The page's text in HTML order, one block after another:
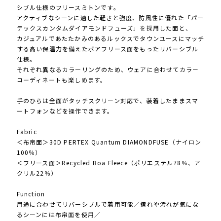
シブル仕様のフリースミトンです。
アクティブなシーンに適した軽さと強度、防風性に優れた「パー
テックスカンタムダイアモンドフューズ」を採用した面と、
カジュアルであたたかみのあるルックスでタウンユースにマッチ
する高い保温力を備えたボアフリース面をもったリバーシブル
仕様。
それぞれ異なるカラーリングのため、ウェアに合わせてカラー
コーディネートも楽しめます。
手のひらは全面がタッチスクリーン対応で、装着したままスマ
ートフォンなどを操作できます。
Fabric
＜布帛面＞30D PERTEX Quantum DIAMONDFUSE（ナイロン
100％）
＜フリース面＞Recycled Boa Fleece（ポリエステル78％、ア
クリル22％）
Function
用途に合わせてリバーシブルで着用可能／擦れや汚れが気にな
るシーンには布帛面を使用／